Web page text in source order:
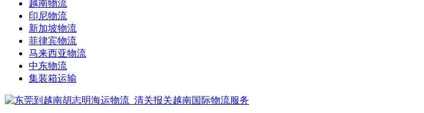
越南物流
印尼物流
新加坡物流
菲律宾物流
马来西亚物流
中东物流
集装箱运输